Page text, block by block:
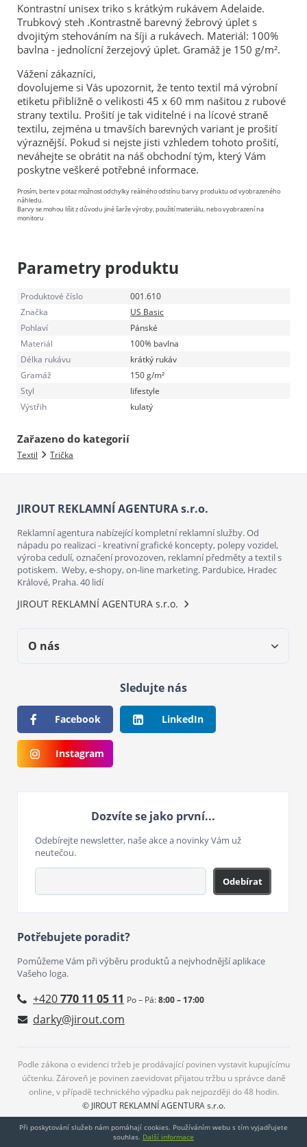
Kontrastní unisex triko s krátkým rukávem Adelaide.
Trubkový steh .Kontrastně barevný žebrový úplet s
dvojitým stehováním na šíji a rukávech. Materiál: 100%
bavlna - jednolícní žerzejový úplet. Gramáž je 150 g/m².
Vážení zákazníci,
dovolujeme si Vás upozornit, že tento textil má výrobní
etiketu přibližně o velikosti 45 x 60 mm našitou z rubové
strany textilu. Prošití je tak viditelné i na lícové straně
textilu, zejména u tmavších barevných variant je prošití
výraznější. Pokud si nejste jisti vzhledem tohoto prošití,
neváhejte se obrátit na náš obchodní tým, který Vám
poskytne veškeré potřebné informace.
Prosím, berte v potaz možnost odchylky reálného odstínu barvy produktu od vyobrazeného
náhledu.
Barvy se mohou lišit z důvodu jiné šarže výroby, použití materiálu, nebo vyobrazení na
monitoru
Parametry produktu
Produktové číslo
001.610
Značka
US Basic
Pohlaví
Pánské
Materiál
100% bavlna
Délka rukávu
krátký rukáv
Gramáž
150 g/m²
Styl
lifestyle
Výstřih
kulatý
Zařazeno do kategorií
Textil Trička
JIROUT REKLAMNÍ AGENTURA s.r.o.
Reklamní agentura nabízející kompletní reklamní služby. Od
nápadu po realizaci - kreativní grafické koncepty, polepy vozidel,
výroba cedulí, označení provozoven, reklamní předměty a textil s
potiskem. Weby, e-shopy, on-line marketing. Pardubice, Hradec
Králové, Praha. 40 lidí
JIROUT REKLAMNÍ AGENTURA s.r.o.
O nás
Sledujte nás
Facebook LinkedIn
Instagram
Dozvíte se jako první...
Odebírejte newsletter, naše akce a novinky Vám už
neutečou.
Odebírat
Potřebujete poradit?
Pomůžeme Vám při výběru produktů a nejvhodnější aplikace
Vašeho loga.
+420770 11 05 11 Po – Pá:8:00 – 17:00
darky@jirout.com
Podle zákona o evidenci tržeb je prodávající povinen vystavit kupujícímu
účtenku. Zároveň je povinen zaevidovat přijatou tržbu u správce daně
online, v případě technického výpadku pak nejpozději do 48 hodin.
© JIROUT REKLAMNÍ AGENTURA s.r.o.
Při poskytování služeb nám pomáhají cookies. Používáním webu s tím vyjadřujete
souhlas. Další informace